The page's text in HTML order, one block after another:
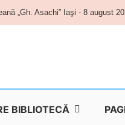
„Gh. Asachi” Iaşi - 8 august
BIBLIOTECĂ